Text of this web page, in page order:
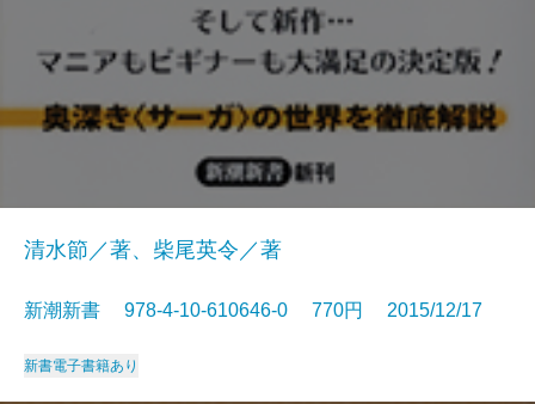
清水節／著、柴尾英令／著
新潮新書 978-4-10-610646-0 770円 2015/12/17
新書電子書籍あり